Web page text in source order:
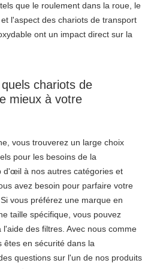
que le roulement dans la roue, le
l'aspect des chariots de transport
ont un impact direct sur la
chariots de
mieux à votre
vous trouverez un large choix
pour les besoins de la
d'œil à nos autres catégories et
avez besoin pour parfaire votre
vous préférez une marque en
taille spécifique, vous pouvez
des filtres. Avec nous comme
êtes en sécurité dans la
questions sur l'un de nos produits